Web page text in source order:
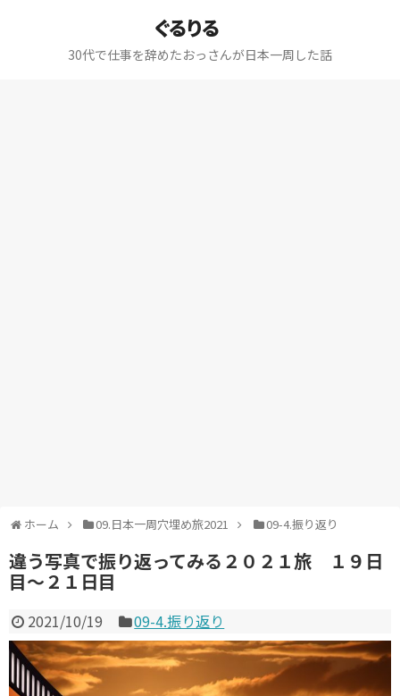
ぐるりる
30代で仕事を辞めたおっさんが日本一周した話
ホーム 09.日本一周穴埋め旅2021 09-4.振り返り
違う写真で振り返ってみる２０２１旅 １９日
目～２１日目
2021/10/19 09-4.振り返り